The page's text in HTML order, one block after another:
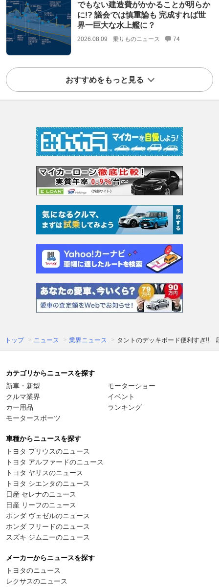
でもない建造費がかかることが明らか
に!? 議会では慎重論も 完成すれば世
界一巨大な水上艦に？
2026.08.09 乗りものニュース 74
おすすめをもっと見る
トップ ニュース 業界ニュース タントのデッキボード便利すぎ!!
カテゴリからニュースを探す
新車・新型
クルマ業界
カー用品
モータースポーツ
モーターショー
イベント
ランキング
車種からニュースを探す
トヨタ プリウスのニュース
トヨタ アルファードのニュース
トヨタ ヤリスのニュース
トヨタ シエンタのニュース
日産 セレナのニュース
日産 リーフのニュース
ホンダ ヴェゼルのニュース
ホンダ フリードのニュース
スズキ ジムニーのニュース
メーカーからニュースを探す
トヨタのニュース
レクサスのニュース